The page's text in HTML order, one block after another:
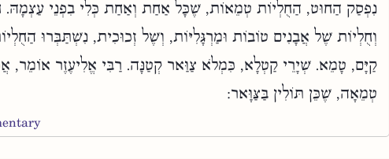
נִפְסַק הַחוּט, הַחֻלְיוֹת טְמֵאוֹת, שֶׁכָּל אַחַת וְאַחַת כְּלִי בִפְנֵי
וְחֻלְיוֹת שֶׁל אֲבָנִים טוֹבוֹת וּמַרְגָּלִיּוֹת, וְשֶׁל זְכוּכִית, נִשְׁתַּבְּרוּ
קַיָּם, טָמֵא. שְׁיָרֵי קַטְלָא, כִּמְלֹא צַוַּאר קְטַנָּה. רַבִּי אֱלִיעֶזֶר אוֹמֵר,
טְמֵאָה, שֶׁכֵּן תּוֹלִין בַּצַּוָּאר: